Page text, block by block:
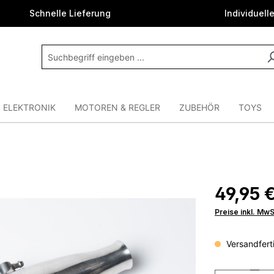
Schnelle Lieferung
ELEKTRONIK MOTOREN & REGLER ZUBEHÖR TOYS
49,95
Preise inkl.